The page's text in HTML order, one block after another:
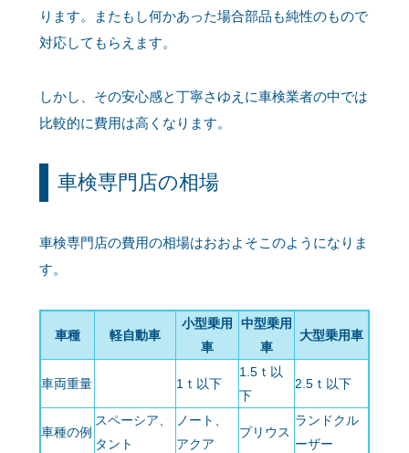
ります。またもし何かあった場合部品も純性のもので
対応してもらえます。
しかし、その安心感と丁寧さゆえに車検業者の中では
比較的に費用は高くなります。
車検専門店の相場
車検専門店の費用の相場はおおよそこのようになりま
す。
車種 軽自動車
小型乗用
車
中型乗用
車
大型乗用車
車両重量 1ｔ以下
1.5ｔ以
下
2.5ｔ以下
車種の例
スペーシア、
タント
ノート、
アクア
プリウス
ランドクル
ーザー